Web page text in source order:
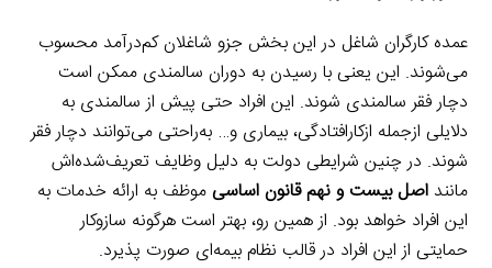
عمده کارگران شاغل در این بخش جزو شاغلان کم‌درآمد محسوب
می‌شوند. این یعنی با رسیدن به دوران سالمندی ممکن است
دچار فقر سالمندی شوند. این افراد حتی پیش از سالمندی به
دلایلی ازجمله ازکارافتادگی، بیماری و… به‌راحتی می‌توانند دچار فقر
شوند. در چنین شرایطی دولت به دلیل وظایف تعریف‌شده‌اش
ماننداصل بیست و نهم قانون اساسیموظف به ارائه خدمات به
این افراد خواهد بود. از همین رو، بهتر است هرگونه سازوکار
حمایتی از این افراد در قالب نظام بیمه‌ای صورت پذیرد.